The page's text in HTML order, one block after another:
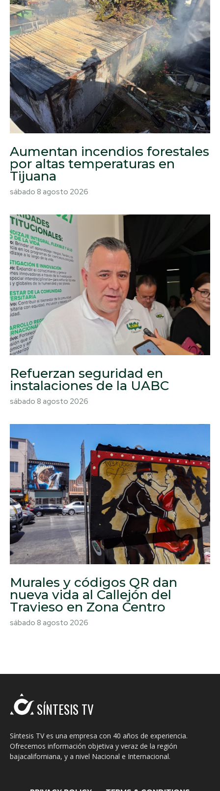
Aumentan incendios forestales
por altas temperaturas en
Tijuana
sábado 8 agosto 2026
Refuerzan seguridad en
instalaciones de la UABC
sábado 8 agosto 2026
Murales y códigos QR dan
nueva vida al Callejón del
Travieso en Zona Centro
sábado 8 agosto 2026
SÍNTESIS TV
Síntesis TV es una empresa con 40 años de experiencia.
Ofrecemos información objetiva y veraz de la región
bajacaliforniana, y a nivel Nacional e Internacional.